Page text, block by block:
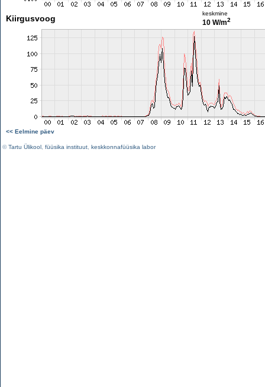
Kiirgusvoog
keskmine
10 W/m2
<< Eelmine päev
©Tartu Ülikool füüsika instituut keskkonnafüüsika labor